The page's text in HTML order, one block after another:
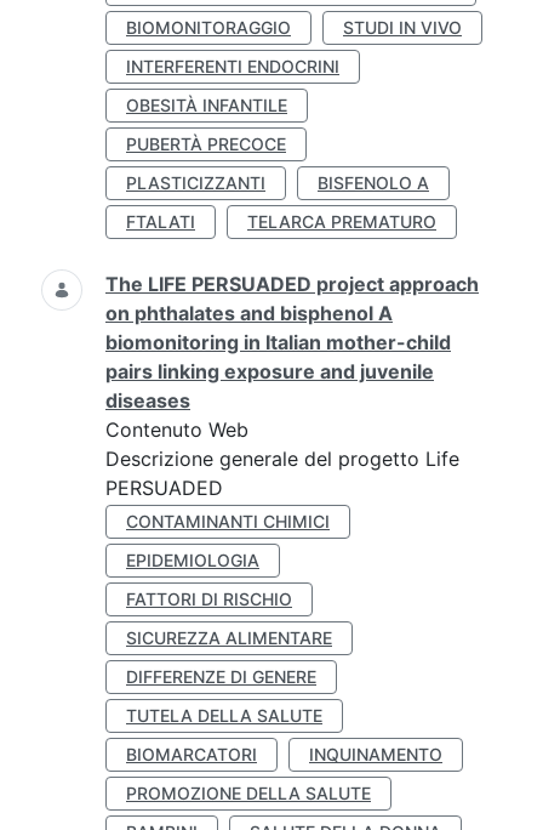
BIOMONITORAGGIO
STUDI IN VIVO
INTERFERENTI ENDOCRINI
OBESITÀ INFANTILE
PUBERTÀ PRECOCE
PLASTICIZZANTI
BISFENOLO A
FTALATI
TELARCA PREMATURO
The LIFE PERSUADED project approach
on phthalates and bisphenol A
biomonitoring in Italian mother-child
pairs linking exposure and juvenile
diseases
Contenuto Web
Descrizione generale del progetto Life
PERSUADED
CONTAMINANTI CHIMICI
EPIDEMIOLOGIA
FATTORI DI RISCHIO
SICUREZZA ALIMENTARE
DIFFERENZE DI GENERE
TUTELA DELLA SALUTE
BIOMARCATORI
INQUINAMENTO
PROMOZIONE DELLA SALUTE